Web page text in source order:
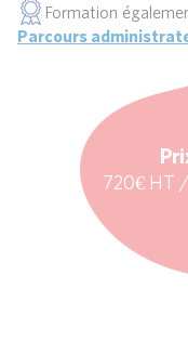
Formation
Parcours
720€ HT